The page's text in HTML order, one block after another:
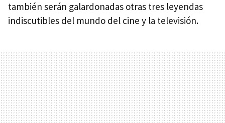
también serán galardonadas otras tres leyendas
indiscutibles del mundo del cine y la televisión.